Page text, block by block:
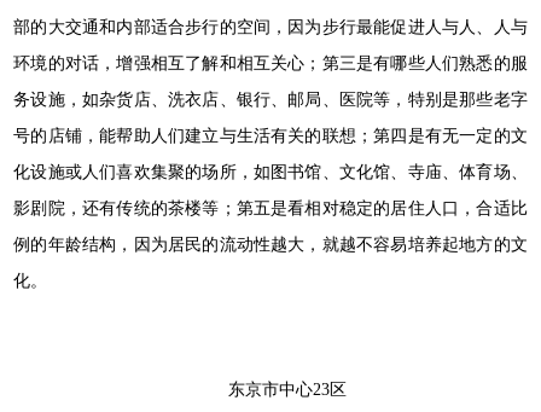
部的大交通和内部适合步行的空间，因为步行最能促进人与人、人与
环境的对话，增强相互了解和相互关心；第三是有哪些人们熟悉的服
务设施，如杂货店、洗衣店、银行、邮局、医院等，特别是那些老字
号的店铺，能帮助人们建立与生活有关的联想；第四是有无一定的文
化设施或人们喜欢集聚的场所，如图书馆、文化馆、寺庙、体育场、
影剧院，还有传统的茶楼等；第五是看相对稳定的居住人口，合适比
例的年龄结构，因为居民的流动性越大，就越不容易培养起地方的文
化。
东京市中心23区